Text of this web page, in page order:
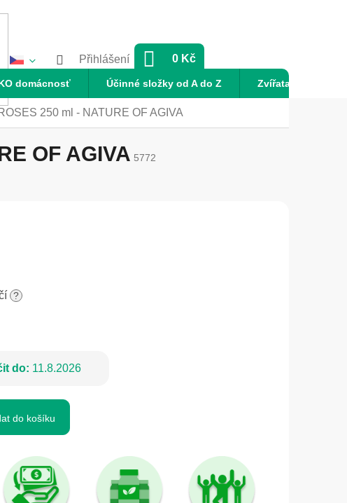
Přihlášení
NÁKUPNÍ
0 Kč
domácnosť Účinné složky od A do Z Zvířata
250 ml - NATURE OF AGIVA
OF AGIVA 5772
?
do: 11.8.2026
do košíku